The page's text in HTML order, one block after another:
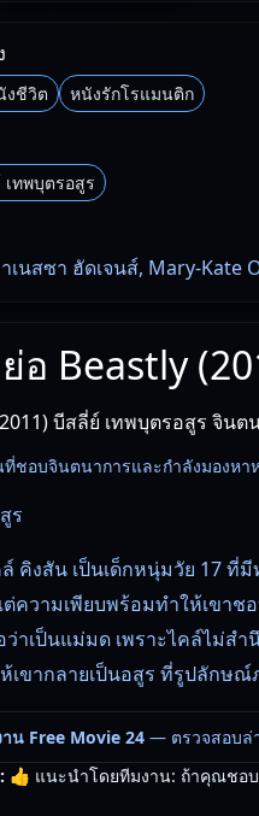
งชีวิต หนังรักโรแมนติก
ทพบุตรอสูร
เนสซา ฮัดเจนส์, Mary-Kate
อ Beastly
บีสลี่ย์ เทพบุตรอสูร จิน
ที่ชอบจินตนาการและกำลังมองหา
ร
ล์ คิงสัน เป็นเด็กหนุ่มวัย 17
ความเพียบพร้อมทำให้เขา
าเป็นแม่มด เพราะไคล์ไม่ส
เขากลายเป็นอสูร ที่รูปลักษ
น Free Movie 24— ตรวจสอบล่
👍 แนะนำโดยทีมงาน: ถ้าคุณชอบ